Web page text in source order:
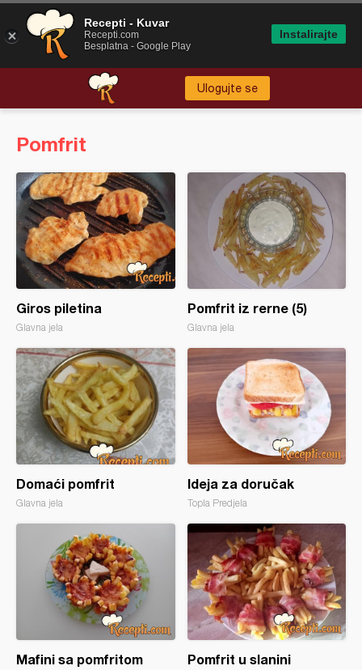
Ulogujte se
Pomfrit
Giros piletina
Glavna jela
Pomfrit iz rerne (5)
Glavna jela
Domaći pomfrit
Glavna jela
Ideja za doručak
Topla Predjela
Mafini sa pomfritom Pomfrit u slanini
Recepti - Kuvar
Recepti.com
Besplatna - Google Play
Instalirajte